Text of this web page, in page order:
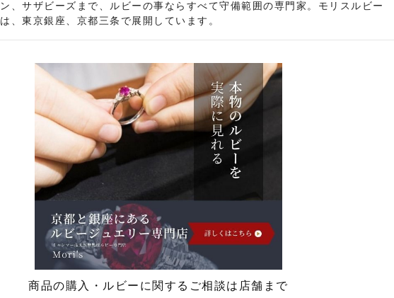
ン、サザビーズまで、ルビーの事ならすべて守備範囲の専門家。モリスルビー
は、東京銀座、京都三条で展開しています。
商品の購入・ルビーに関するご相談は店舗まで